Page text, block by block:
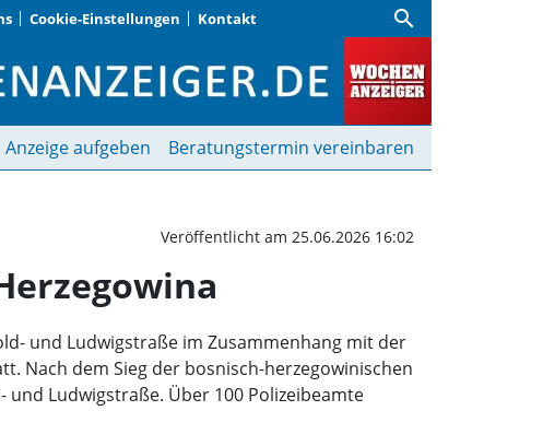
Cookie-Einstellungen Kontakt search
feiern Sieg von
Anzeige aufgeben Beratungstermin vereinbaren
Veröffentlicht am 25.06.2026 16:02
und Ludwigstraße im Zusammenhang mit der
Nach dem Sieg der bosnisch-herzegowinischen
und Ludwigstraße. Über 100 Polizeibeamte